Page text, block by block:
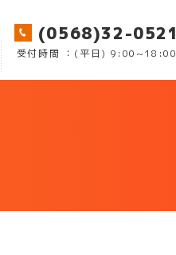
(0568)32-0521
受付時間 ：(平日) 9:00~18:00